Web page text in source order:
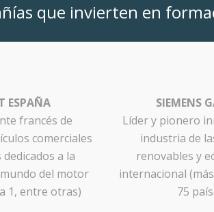
que invierten en
ESPAÑA
francés de
comerciales
a la
del motor
1, entre otras)
SIEMENS
Líder y pionero
industria de
renovables y
internacional
75